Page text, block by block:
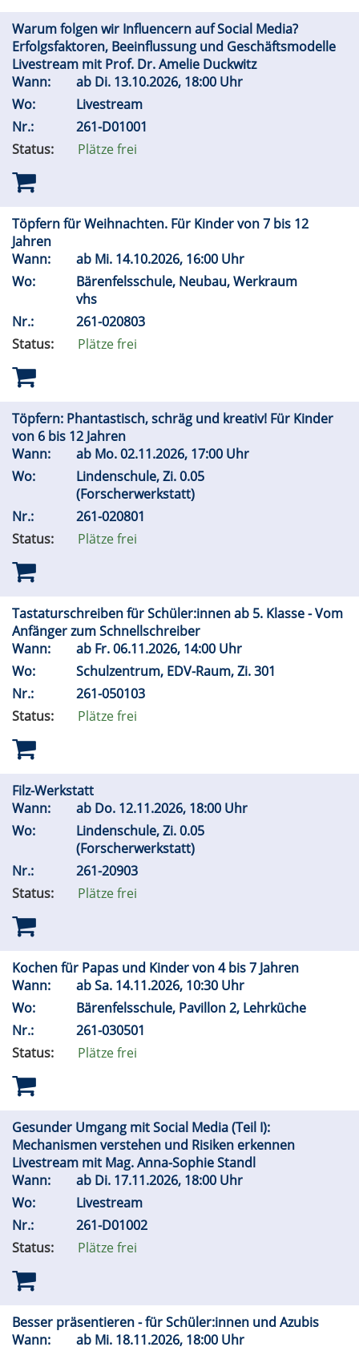
Warum folgen wir Influencern auf Social Media?
Erfolgsfaktoren, Beeinflussung und Geschäftsmodelle
Livestream mit Prof. Dr. Amelie Duckwitz
Wann:
ab Di. 13.10.2026, 18:00 Uhr
Wo:
Livestream
Nr.:
261-D01001
Status:
Plätze frei
Töpfern für Weihnachten. Für Kinder von 7 bis 12
Jahren
Wann:
ab Mi. 14.10.2026, 16:00 Uhr
Wo:
Bärenfelsschule, Neubau, Werkraum
vhs
Nr.:
261-020803
Status:
Plätze frei
Töpfern: Phantastisch, schräg und kreativ! Für Kinder
von 6 bis 12 Jahren
Wann:
ab Mo.02.11.2026, 17:00 Uhr
Wo:
Lindenschule, Zi. 0.05
(Forscherwerkstatt)
Nr.:
261-020801
Status:
Plätze frei
Tastaturschreiben für Schüler:innen ab 5. Klasse - Vom
Anfänger zum Schnellschreiber
Wann:
ab Fr.06.11.2026, 14:00 Uhr
Wo:
Schulzentrum, EDV-Raum, Zi. 301
Nr.:
261-050103
Status:
Plätze frei
Filz-Werkstatt
Wann:
ab Do. 12.11.2026, 18:00 Uhr
Wo:
Lindenschule, Zi. 0.05
(Forscherwerkstatt)
Nr.:
261-20903
Status:
Plätze frei
Kochen für Papas und Kinder von 4 bis 7 Jahren
Wann:
abSa. 14.11.2026, 10:30 Uhr
Wo:
Bärenfelsschule, Pavillon 2, Lehrküche
Nr.:
261-030501
Status:
Plätze frei
Gesunder Umgang mit Social Media (Teil I):
Mechanismen verstehen und Risiken erkennen
Livestream mit Mag. Anna-Sophie Standl
Wann:
ab Di. 17.11.2026, 18:00 Uhr
Wo:
Livestream
Nr.:
261-D01002
Status:
Plätze frei
Besser präsentieren - für Schüler:innen und Azubis
Wann:
ab Mi. 18.11.2026, 18:00 Uhr